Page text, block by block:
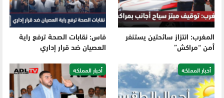
المغرب: انتزاز سائحتين يستنفر
أمن “مراكش”
فاس: نقابات الصحة ترفع راية
العصيان ضد قرار إداري
أخبار المملكة أخبار المملكة